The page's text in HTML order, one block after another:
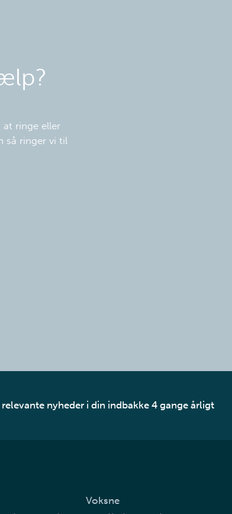
ringe eller
så ringer vi til
nyheder i din indbakke 4 gange årligt
Voksne